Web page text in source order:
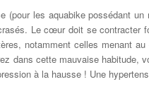
(pour les aquabike possédant
Le cœur doit se contracter
notamment celles menant
dans cette mauvaise habitude,
à la hausse ! Une